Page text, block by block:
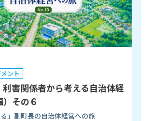
ント
利害関係者から考える自治体経
その６
」副町長の自治体経営への旅